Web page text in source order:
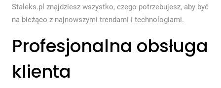
Staleks.pl znajdziesz wszystko, czego potrzebujesz, aby być
na bieżąco z najnowszymi trendami i technologiami.
Profesjonalna obsługa
klienta